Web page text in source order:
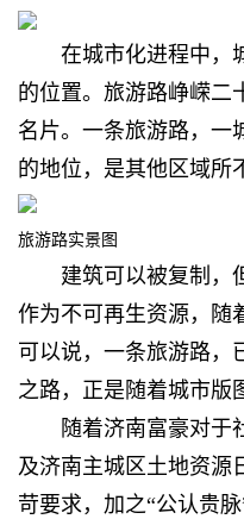
在城市化进程中，
的位置。旅游路峥嵘二
名片。一条旅游路，一
的地位，是其他区域所
旅游路实景图
建筑可以被复制，
作为不可再生资源，随
可以说，一条旅游路，
之路，正是随着城市版
随着济南富豪对于
及济南主城区土地资源
苛要求，加之“公认贵